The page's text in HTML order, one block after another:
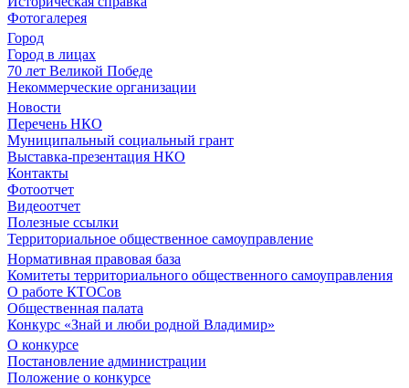
Фотогалерея
Город
Город в лицах
70 лет Великой Победе
Некоммерческие организации
Новости
Перечень НКО
Муниципальный социальный грант
Выставка-презентация НКО
Контакты
Фотоотчет
Видеоотчет
Полезные ссылки
Территориальное общественное самоуправление
Нормативная правовая база
Комитеты территориального общественного самоуправления
О работе КТОСов
Общественная палата
Конкурс «Знай и люби родной Владимир»
О конкурсе
Постановление администрации
Положение о конкурсе